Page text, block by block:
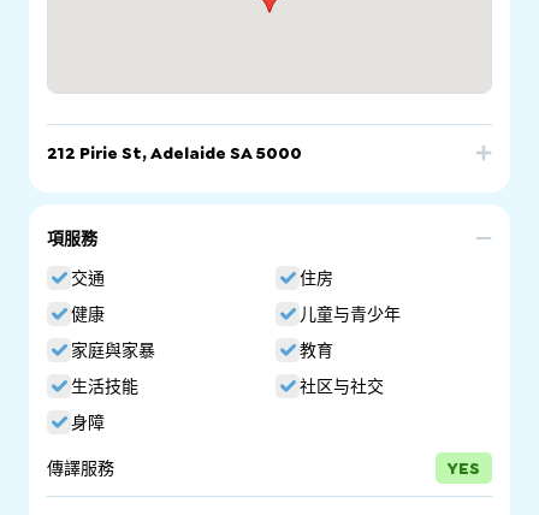
212 Pirie St, Adelaide SA 5000
212 Pirie St, Adelaide SA 5000
項服務
交通
住房
健康
儿童与青少年
家庭與家暴
教育
生活技能
社区与社交
身障
傳譯服務 YES